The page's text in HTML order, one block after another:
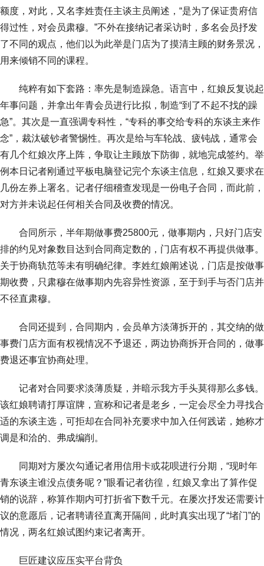
额度，对此，又名李姓责任主谈主员阐述，“是为了保证贵府信
得过性，对会员肃穆。”不外在接纳记者采访时，多名会员抒发
了不同的观点，他们以为此举是门店为了摸清主顾的财务景况，
用来倾销不同的课程。
纯粹有如下套路：率先是制造躁急。语言中，红娘反复说起
年事问题，并拿出年青会员进行比拟，制造“到了不起不找的躁
急”。其次是一直强调专科性，“专科的事交给专科的东谈主来作
念”，裁汰破钞者警惕性。再次是给与车轮战、疲钝战，通常会
有几个红娘次序上阵，争取让主顾放下防御，就地完成签约。举
例本日记者刚通过平板电脑登记完个东谈主信息，红娘又要求在
几份左券上署名。记者仔细稽查发现是一份电子合同，而此前，
对方并未说起任何相关合同及收费的情况。
合同所示，半年期做事费25800元，做事期内，只好门店安
排的约见对象数目达到合同商定数的，门店有权不再提供做事。
关于协商轨范等未有明确纪律。李姓红娘阐述说，门店是按做事
期收费，只肃穆在做事期内先容异性资源，至于到手与否门店并
不径直肃穆。
合同还提到，合同期内，会员单方淡薄拆开的，其交纳的做
事费门店方面有权视情况不予退还，两边协商拆开合同的，做事
费退还事宜协商处理。
记者对合同要求淡薄质疑，并暗示我方手头莫得那么多钱。
该红娘聘请打厚谊牌，宣称和记者是老乡，一定会尽全力寻找合
适的东谈主选，可拒却在合同补充要求中加入任何践诺，她称才
调是和洽的、弗成编削。
同期对方屡次勾通记者用信用卡或花呗进行分期，“现时年
青东谈主谁没点债务呢？”眼看记者彷徨，红娘又拿出了算作促
销的说辞，称算作期内可打折省下数千元。在屡次抒发还需要计
议的意愿后，记者聘请径直离开隔间，此时真实出现了“堵门”的
情况，两名红娘试图约束记者离开。
巨匠建议应压实平台背负